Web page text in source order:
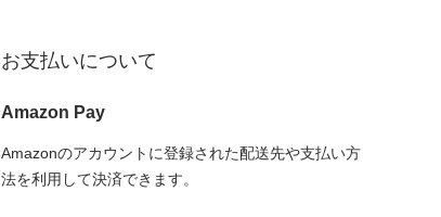
お支払いについて
Amazon Pay
Amazonのアカウントに登録された配送先や支払い方
法を利用して決済できます。